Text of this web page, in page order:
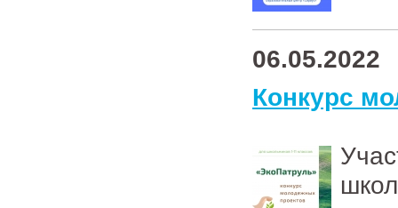
06.05.2022
Конкурс